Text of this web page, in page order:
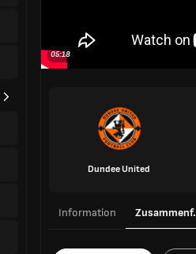
05:18
Dundee United
Information Zusammenf.